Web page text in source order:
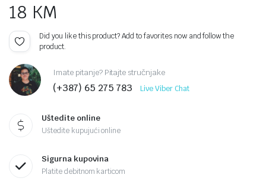
18 KM
Did you like this product? Add to favorites now and follow the
product.
Imate pitanje? Pitajte stručnjake
(+387) 65 275 783 Live Viber Chat
Uštedite online
Uštedite kupujući online
Sigurna kupovina
Platite debitnom karticom